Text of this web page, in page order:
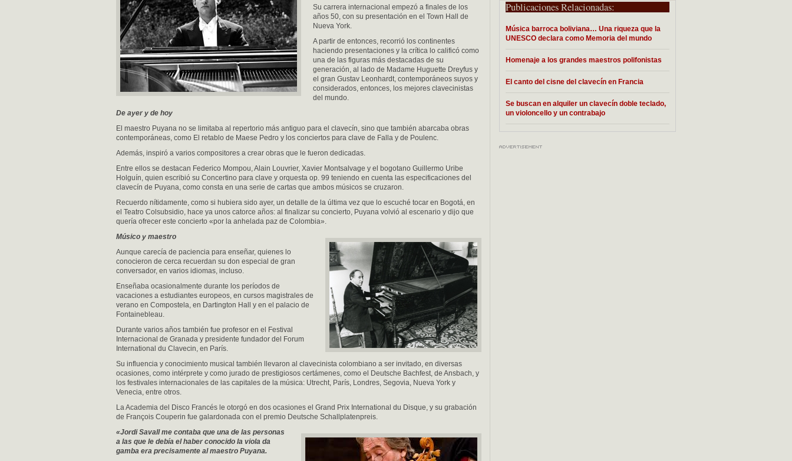
Publicaciones Relacionadas:
Música barroca boliviana… Una riqueza que la
UNESCO declara como Memoria del mundo
Homenaje a los grandes maestros polifonistas
El canto del cisne del clavecín en Francia
Se buscan en alquiler un clavecín doble teclado,
un violoncello y un contrabajo
Su carrera internacional empezó a finales de los
años 50, con su presentación en el Town Hall de
Nueva York.
A partir de entonces, recorrió los continentes
haciendo presentaciones y la crítica lo calificó como
una de las figuras más destacadas de su
generación, al lado de Madame Huguette Dreyfus y
el gran Gustav Leonhardt, contemporáneos suyos y
considerados, entonces, los mejores clavecinistas
del mundo.
De ayer y de hoy
El maestro Puyana no se limitaba al repertorio más antiguo para el clavecín, sino que también abarcaba obras
contemporáneas, como El retablo de Maese Pedro y los conciertos para clave de Falla y de Poulenc.
Además, inspiró a varios compositores a crear obras que le fueron dedicadas.
Entre ellos se destacan Federico Mompou, Alain Louvrier, Xavier Montsalvage y el bogotano Guillermo Uribe
Holguín, quien escribió su Concertino para clave y orquesta op. 99 teniendo en cuenta las especificaciones del
clavecín de Puyana, como consta en una serie de cartas que ambos músicos se cruzaron.
Recuerdo nítidamente, como si hubiera sido ayer, un detalle de la última vez que lo escuché tocar en Bogotá, en
el Teatro Colsubsidio, hace ya unos catorce años: al finalizar su concierto, Puyana volvió al escenario y dijo que
quería ofrecer este concierto «por la anhelada paz de Colombia».
Músico y maestro
Aunque carecía de paciencia para enseñar, quienes lo
conocieron de cerca recuerdan su don especial de gran
conversador, en varios idiomas, incluso.
Enseñaba ocasionalmente durante los períodos de
vacaciones a estudiantes europeos, en cursos magistrales de
verano en Compostela, en Dartington Hall y en el palacio de
Fontainebleau.
Durante varios años también fue profesor en el Festival
Internacional de Granada y presidente fundador del Forum
International du Clavecin, en París.
Su influencia y conocimiento musical también llevaron al clavecinista colombiano a ser invitado, en diversas
ocasiones, como intérprete y como jurado de prestigiosos certámenes, como el Deutsche Bachfest, de Ansbach, y
los festivales internacionales de las capitales de la música: Utrecht, París, Londres, Segovia, Nueva York y
Venecia, entre otros.
La Academia del Disco Francés le otorgó en dos ocasiones el Grand Prix International du Disque, y su grabación
de François Couperin fue galardonada con el premio Deutsche Schallplatenpreis.
«Jordi Savall me contaba que una de las personas
a las que le debía el haber conocido la viola da
gamba era precisamente al maestro Puyana.